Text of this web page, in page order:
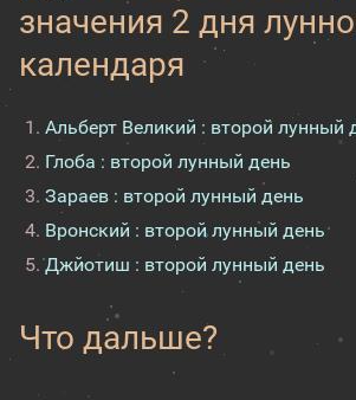
значения 2 дня
календаря
Альберт Великий : второй лунный
Глоба : второй лунный день
Зараев : второй лунный день
Вронский : второй лунный день
Джйотиш : второй лунный день
Что дальше?